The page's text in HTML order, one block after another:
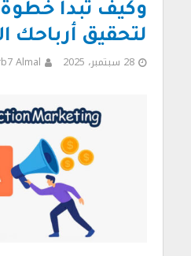
وكيف تبدأ
لتحقيق أرباحك
28 سبتمبر، 2025 Almal